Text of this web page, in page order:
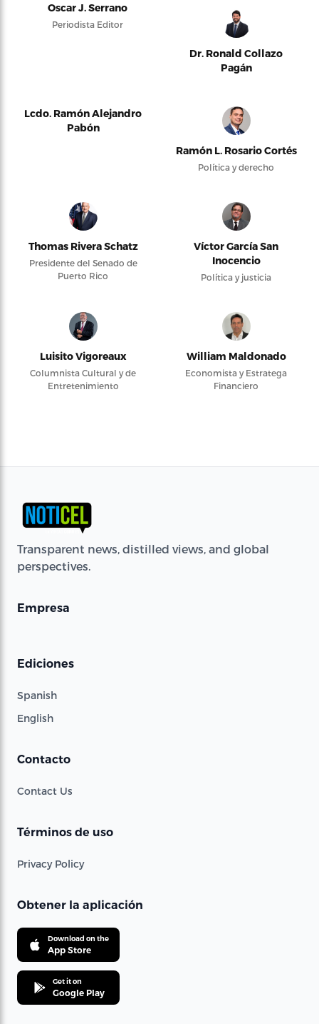
Oscar J. Serrano
Periodista Editor
Dr. Ronald Collazo
Pagán
Lcdo. Ramón Alejandro
Pabón
Ramón L. Rosario Cortés
Política y derecho
Thomas Rivera Schatz
Presidente del Senado de
Puerto Rico
Víctor García San
Inocencio
Política y justicia
Luisito Vigoreaux
Columnista Cultural y de
Entretenimiento
William Maldonado
Economista y Estratega
Financiero
Transparent news, distilled views, and global
perspectives.
Empresa
Ediciones
Spanish
English
Contacto
Contact Us
Términos de uso
Privacy Policy
Obtener la aplicación
Download on the
App Store
Get it on
Google Play